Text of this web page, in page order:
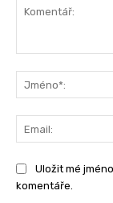
Uložit mé
komentáře.